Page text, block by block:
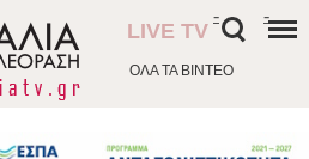
ΟΛΑ ΤΑ ΒΙΝΤΕΟ
LIVE TV
- -